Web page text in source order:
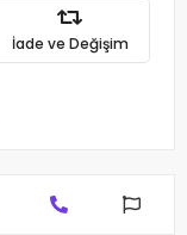
İade ve Değişim